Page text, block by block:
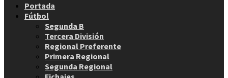
Portada
Fútbol
Segunda B
Tercera División
Regional Preferente
Primera Regional
Segunda Regional